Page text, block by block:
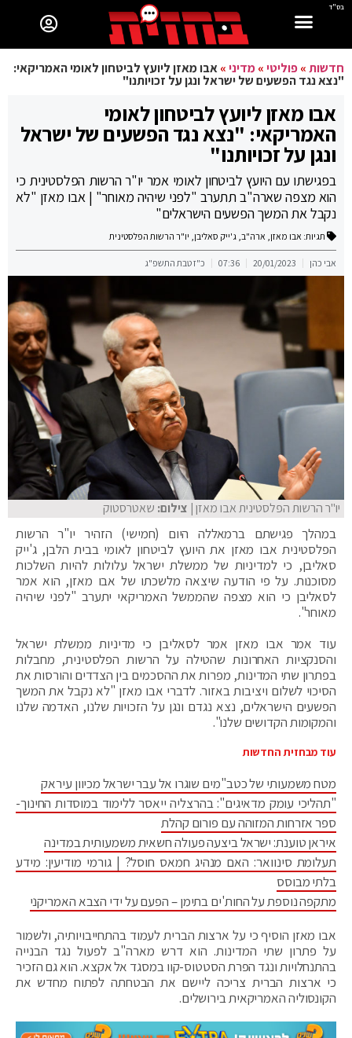
בס"ד
חדשות»פוליטי»מדיני»אבו מאזן ליועץ לביטחון לאומי האמריקאי:
"נצא נגד הפשעים של ישראל ונגן על זכויותנו"
אבו מאזן ליועץ לביטחון לאומי
האמריקאי: "נצא נגד הפשעים של ישראל
ונגן על זכויותנו"
בפגישתו עם היועץ לביטחון לאומי אמר יו"ר הרשות הפלסטינית כי
הוא מצפה שארה"ב תתערב "לפני שיהיה מאוחר" | אבו מאזן "לא
נקבל את המשך הפשעים הישראלים"
תגיות: אבו מאזן, ארה"ב, ג'ייק סאליבן, יו"ר הרשות הפלסטינית
אבי כהן 20/01/2023
07:36 כ"ז טבת התשפ"ג
יו"ר הרשות הפלסטינית אבו מאזן| צילום: שאטרסטוק
במהלך פגישתם ברמאללה היום (חמישי) הזהיר יו"ר הרשות
הפלסטינית אבו מאזן את היועץ לביטחון לאומי בבית הלבן, ג'ייק
סאליבן, כי למדיניות של ממשלת ישראל עלולות להיות השלכות
מסוכנות. על פי הודעה שיצאה מלשכתו של אבו מאזן, הוא אמר
לסאליבן כי הוא מצפה שהממשל האמריקאי יתערב "לפני שיהיה
מאוחר".
עוד אמר אבו מאזן אמר לסאליבן כי מדיניות ממשלת ישראל
והסנקציות האחרונות שהטילה על הרשות הפלסטינית, מחבלות
בפתרון שתי המדינות, מפרות את ההסכמים בין הצדדים והורסות את
הסיכוי לשלום ויציבות באזור. לדברי אבו מאזן "לא נקבל את המשך
הפשעים הישראלים, נצא נגדם ונגן על הזכויות שלנו, האדמה שלנו
והמקומות הקדושים שלנו".
עוד מבחזית החדשות
מטח משמעותי של כטב"מים שוגרו אל עבר ישראל מכיוון עיראק
"תהליכי עומק מדאיגים": בהרצליה ייאסר ללימוד במוסדות החינוך-
ספר אזרחות המזוהה עם פורום קהלת
איראן טוענת: ישראל ביצעה פעולה חשאית משמעותית במדינה
תעלומת סינוואר: האם מנהיג חמאס חוסל? | גורמי מודיעין: מידע
בלתי מבוסס
מתקפה נוספת על החות'ים בתימן – הפעם על ידי הצבא האמריקני
אבו מאזן הוסיף כי על ארצות הברית לעמוד בהתחייבויותיה, ולשמור
על פתרון שתי המדינות. הוא דרש מארה"ב לפעול נגד הבנייה
בהתנחלויות ונגד הפרת הסטטוס-קוו במסגד אל אקצא. הוא גם הזכיר
כי ארצות הברית צריכה ליישם את הבטחתה לפתוח מחדש את
הקונסוליה האמריקאית בירושלים.